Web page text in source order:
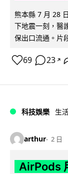
熊本縣 7 月 28
下地震一刻，醫
保出口流通。片
69 23 ↗
科技娛樂 生
arthur 2 日
AirPods